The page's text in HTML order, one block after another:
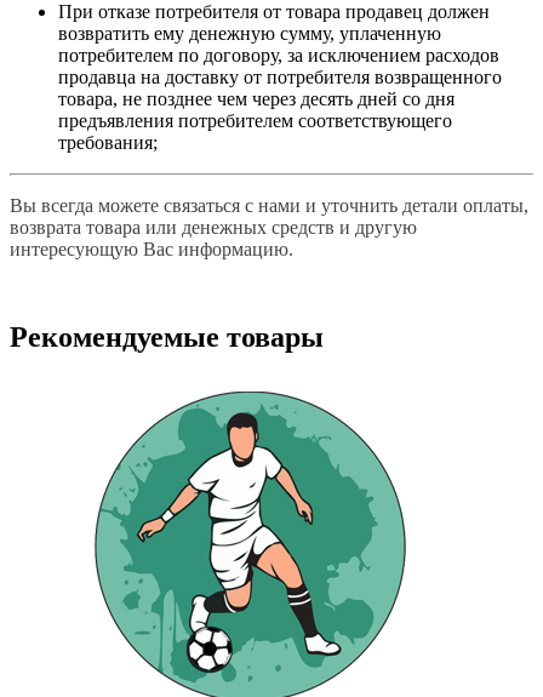
При отказе потребителя от товара продавец должен
возвратить ему денежную сумму, уплаченную
потребителем по договору, за исключением расходов
продавца на доставку от потребителя возвращенного
товара, не позднее чем через десять дней со дня
предъявления потребителем соответствующего
требования;
Вы всегда можете связаться с нами и уточнить детали оплаты,
возврата товара или денежных средств и другую
интересующую Вас информацию.
Рекомендуемые товары